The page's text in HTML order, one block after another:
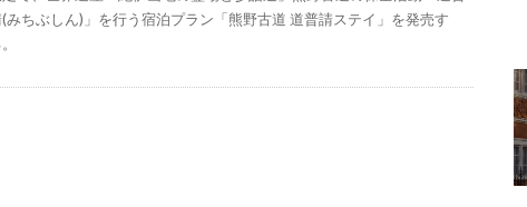
みちぶしん)」を行う宿泊プラン「熊野古道 道普請ステイ」を発売す